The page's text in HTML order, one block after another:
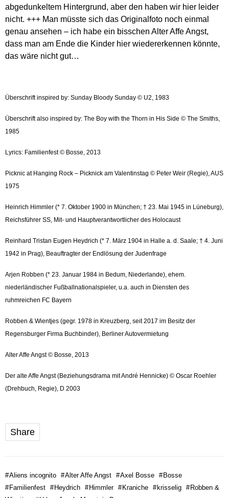
abgedunkeltem Hintergrund, aber den haben wir hier leider
nicht. +++ Man müsste sich das Originalfoto noch einmal
genau ansehen – ich habe ein bisschen Alter Affe Angst,
dass man am Ende die Kinder hier wiedererkennen könnte,
das wäre nicht gut…
Überschrift inspired by: Sunday Bloody Sunday © U2, 1983
Überschrift also inspired by: The Boy with the Thorn in His Side © The Smiths,
1985
Lyrics: Familienfest © Bosse, 2013
Picknic at Hanging Rock – Picknick am Valentinstag © Peter Weir (Regie), AUS
1975
Heinrich Himmler (* 7. Oktober 1900 in München; † 23. Mai 1945 in Lüneburg),
Reichsführer SS, Mit- und Hauptverantwortlicher des Holocaust
Reinhard Tristan Eugen Heydrich (* 7. März 1904 in Halle a. d. Saale; † 4. Juni
1942 in Prag), Beauftragter der Endlösung der Judenfrage
Arjen Robben (* 23. Januar 1984 in Bedum, Niederlande), ehem.
niederländischer Fußballnationalspieler, u.a. auch in Diensten des
ruhmreichen FC Bayern
Robben & Wientjes (gegr. 1978 in Kreuzberg, seit 2017 im Besitz der
Regensburger Firma Buchbinder), Berliner Autovermietung
Alter Affe Angst © Bosse, 2013
Der alte Affe Angst (Beziehungsdrama mit André Hennicke) © Oscar Roehler
(Drehbuch, Regie), D 2003
Share
#Aliens incognito #Alter Affe Angst #Axel Bosse # Bosse
# Familienfest # Heydrich # Himmler # Kraniche # krisselig # Robben &